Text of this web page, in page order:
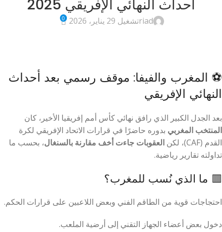
أحداث النهائي الإفريقي 2025
riadتشغيل 29 يناير، 2026 0
⚽ المغرب والفيفا: موقف رسمي بعد أحداث
النهائي الإفريقي
بعد الجدل الكبير الذي رافق نهائي كأس أمم إفريقيا الأخير، كان
المنتخب المغربي بدوره حاضرًا في قرارات الاتحاد الإفريقي لكرة
القدم (CAF)، لكن
العقوبات جاءت أخف مقارنة بالسنغال، بحسب ما
تداولته تقارير رياضية.
🟥 ما الذي نُسب للمغرب؟
احتجاجات قوية من الطاقم الفني وبعض اللاعبين على قرارات الحكم.
دخول بعض أعضاء الجهاز التقني إلى أرضية الملعب.